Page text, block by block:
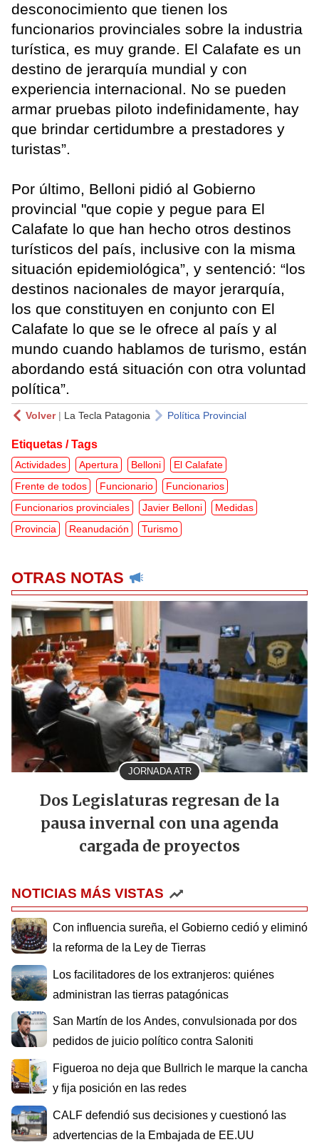
desconocimiento que tienen los
funcionarios provinciales sobre la industria
turística, es muy grande. El Calafate es un
destino de jerarquía mundial y con
experiencia internacional. No se pueden
armar pruebas piloto indefinidamente, hay
que brindar certidumbre a prestadores y
turistas”.
Por último, Belloni pidió al Gobierno
provincial "que copie y pegue para El
Calafate lo que han hecho otros destinos
turísticos del país, inclusive con la misma
situación epidemiológica”, y sentenció: “los
destinos nacionales de mayor jerarquía,
los que constituyen en conjunto con El
Calafate lo que se le ofrece al país y al
mundo cuando hablamos de turismo, están
abordando está situación con otra voluntad
política”.
Volver| La Tecla Patagonia Política Provincial
Etiquetas / Tags
Actividades Apertura Belloni
El Calafate
Frente de todos
Funcionario
Funcionarios
Funcionarios provinciales
Javier Belloni
Medidas
Provincia
Reanudación Turismo
OTRAS NOTAS
JORNADA ATR
Dos Legislaturas regresan de la
pausa invernal con una agenda
cargada de proyectos
NOTICIAS MÁS VISTAS
Con influencia sureña, el Gobierno cedió y eliminó
la reforma de la Ley de Tierras
Los facilitadores de los extranjeros: quiénes
administran las tierras patagónicas
San Martín de los Andes, convulsionada por dos
pedidos de juicio político contra Saloniti
Figueroa no deja que Bullrich le marque la cancha
y fija posición en las redes
CALF defendió sus decisiones y cuestionó las
advertencias de la Embajada de EE.UU